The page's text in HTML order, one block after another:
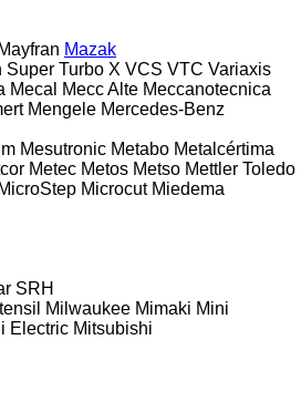
Mayfran Mazak
Super Turbo X VCS VTC Variaxis
Mecal Mecc Alte Meccanotecnica
Mengele Mercedes-Benz
Mesutronic Metabo Metalcértima
Metec Metos Metso Mettler Toledo
MicroStep Microcut Miedema
SRH
Milwaukee Mimaki Mini
Electric Mitsubishi